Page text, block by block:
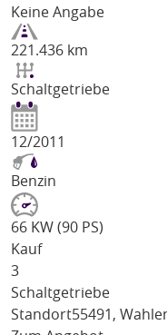
Keine Angabe
221.436 km
Schaltgetriebe
12/2011
Benzin
66 KW (90 PS)
Kauf
3
Schaltgetriebe
Standort55491,